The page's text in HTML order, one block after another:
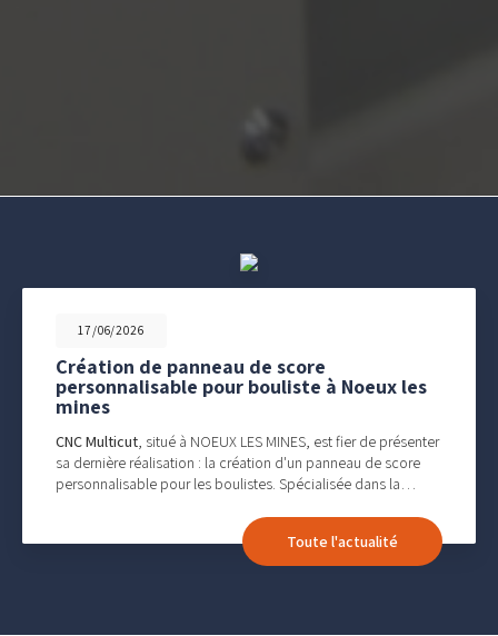
17/06/2026
Création de panneau de score
personnalisable pour bouliste à Noeux les
mines
CNC Multicut, situé à NOEUX LES MINES, est fier de présenter
sa dernière réalisation : la création d'un panneau de score
personnalisable pour les boulistes. Spécialisée dans la…
Toute l'actualité